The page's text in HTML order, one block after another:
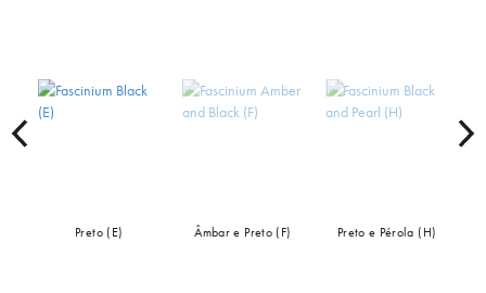
Preto (E) Âmbar e Preto (F) Preto e Pérola (H)